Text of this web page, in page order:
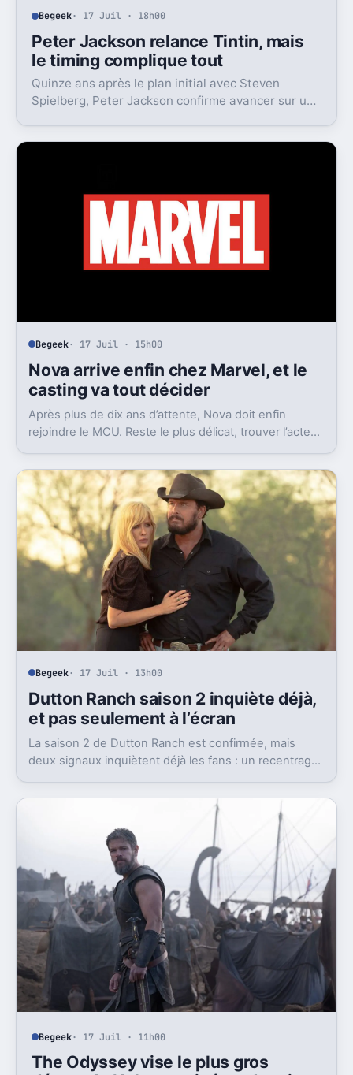
Begeek· 17 Juil · 18h00
Peter Jackson relance Tintin, mais
le timing complique tout
Quinze ans après le plan initial avec Steven
Spielberg, Peter Jackson confirme avancer sur un
Begeek· 17 Juil · 15h00
Nova arrive enfin chez Marvel, et le
casting va tout décider
Après plus de dix ans d’attente, Nova doit enfin
rejoindre le MCU. Reste le plus délicat, trouver l’acteur
Begeek· 17 Juil · 13h00
Dutton Ranch saison 2 inquiète déjà,
et pas seulement à l’écran
La saison 2 de Dutton Ranch est confirmée, mais
deux signaux inquiètent déjà les fans : un recentrage
Begeek· 17 Juil · 11h00
The Odyssey vise le plus gros